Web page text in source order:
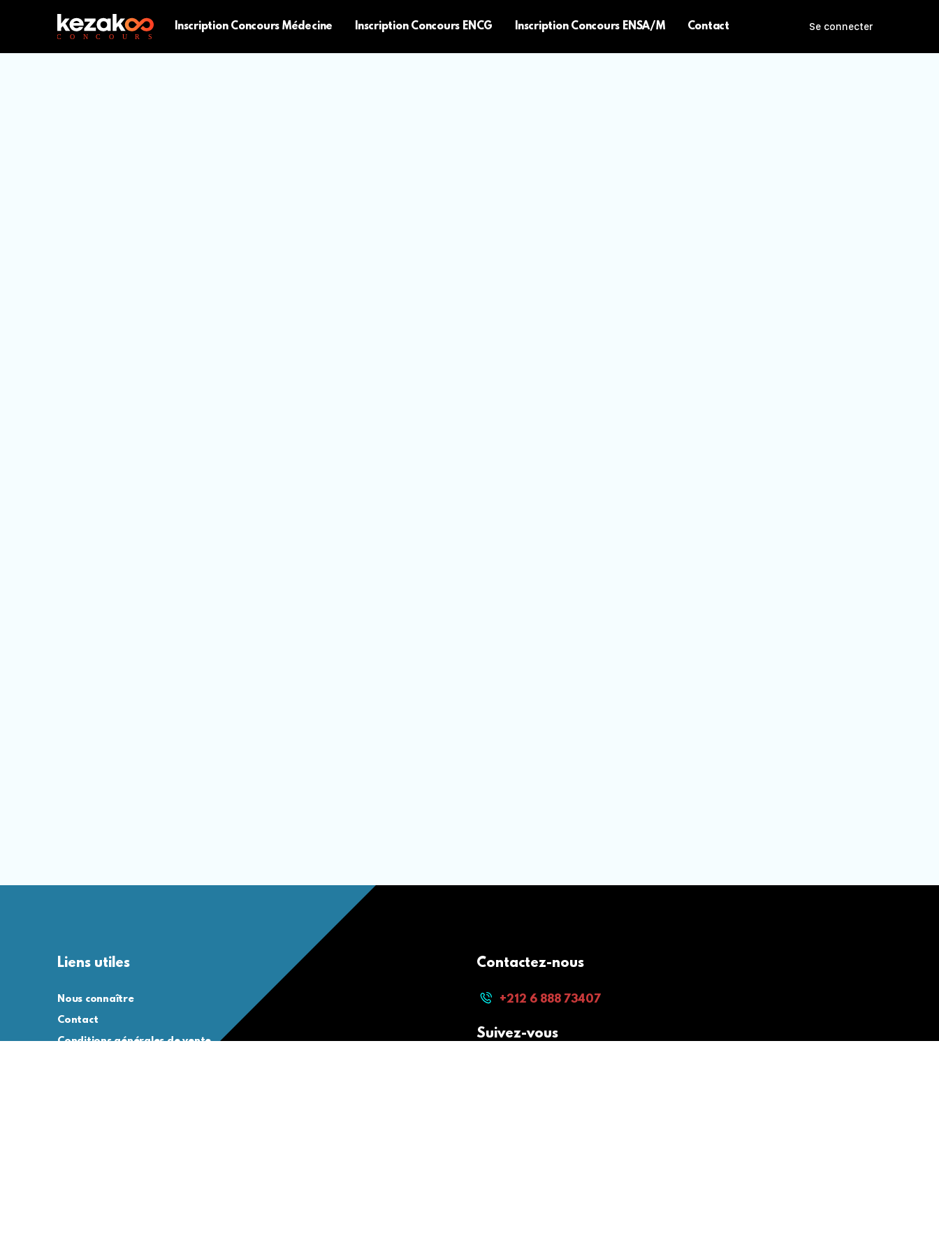
Inscription Concours Médecine Inscription Concours ENCG Inscription Concours ENSA/M Contact Se connecter
Liens utiles
Nous connaître
Contact
Conditions générales de vente
Contactez-nous
+212 6 888 73407
Suivez-vous